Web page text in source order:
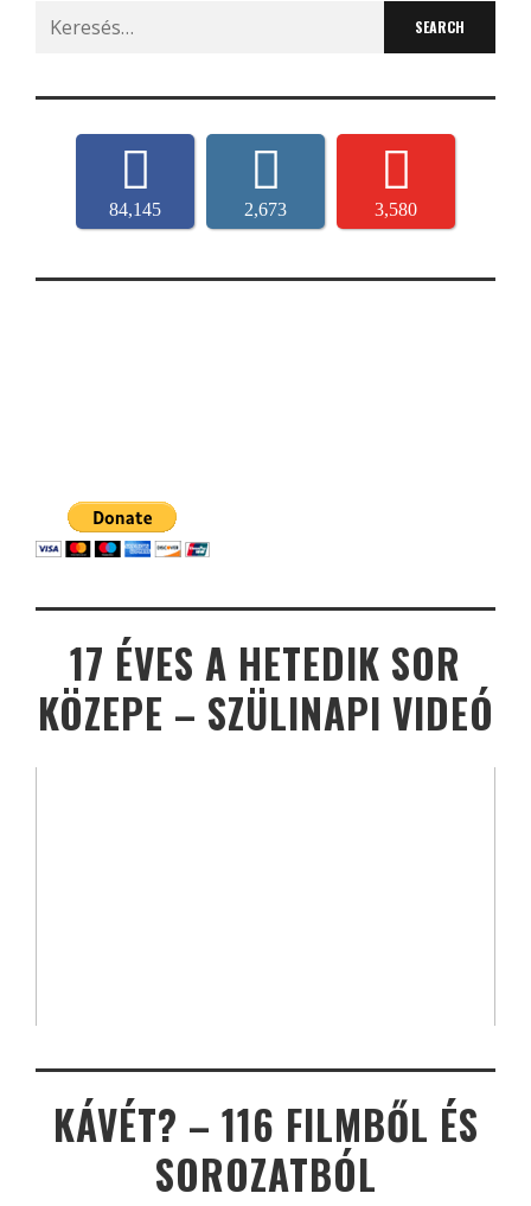
Search
for:
84,145 2,673 3,580
17 ÉVES A HETEDIK SOR
KÖZEPE – SZÜLINAPI VIDEÓ
KÁVÉT? – 116 FILMBŐL ÉS
SOROZATBÓL